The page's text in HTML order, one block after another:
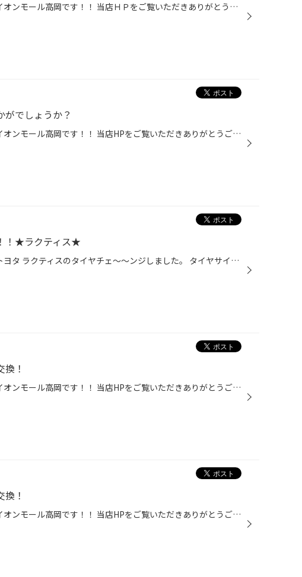
こんにちは！ タイヤ館イオンモール高岡です！！ 当店ＨＰをご覧いただきありがとうございます。 本格的な降雪があり、路面状況が悪くなると 増えるのがパンクです。 このタイヤは内部のゴムがけずれ、タイヤを構成する“コード”が見えてしまうほど 損傷していました。 修理不可能な状態のため、新品...
がでしょうか？
こんにちは！ タイヤ館イオンモール高岡です！！ 当店HPをご覧いただきありがとうございます！ 突然ですが・・ 愛車のバッテリー、元気ですか？ バッテリーは寒さに弱いです(>_<) いつ交換したか覚えていないという方！ 当店ではバッテリーの点検を無料で実施しています☆ お気軽にお申しつけくださ...
！★ラクティス★
こ～んに～ちは～～☆ トヨタ ラクティスのタイヤチェ～～ンジしました。 タイヤサイズ 175/60Ｒ16 ブリザック ＶＲＸ２へチェ～～～ンジしました。 ありがとうございました☆ ☆スタッドレスタイヤのことならタイヤ専門店のタイヤ館へお任せください★
！
こんにちは！ タイヤ館イオンモール高岡です！！ 当店HPをご覧いただきありがとうございます(^o^)丿 今回はダイハツ・ミラココアのタイヤ交換作業をご紹介！ 交換前のタイヤはこちらです→ 全体的にすり減ってしまっています・・ このタイヤでは雪道は不安です(>_<) そこでお選びいただいたのは “ブ...
！
こんにちは！ タイヤ館イオンモール高岡です！！ 当店HPをご覧いただきありがとうございます(^-^) 今回はスズキ・ＭＲワゴンのタイヤ交換作業をご紹介！ お選びいただいたのは“信頼と実績のブリザック”、ブリザックVRX2! 詳しくはこちらをご覧ください→BLIZZAK VRX2 製品特徴：装着率No.1スタッドレ...